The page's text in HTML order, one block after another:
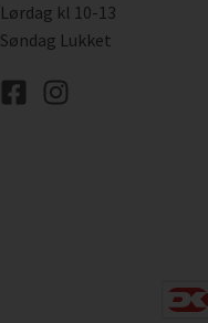
Lørdag kl 10-13
Søndag Lukket